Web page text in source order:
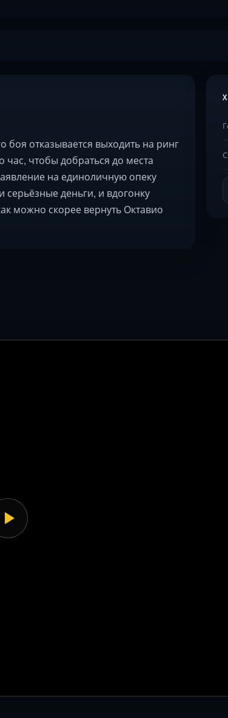
отказывается выходить на ринг
час, чтобы добраться до места
на единоличную опеку
деньги, и вдогонку
можно скорее вернуть Октавио